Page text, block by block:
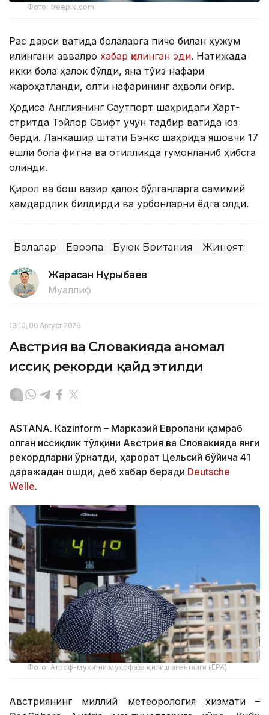
Фото: freepik.com
Рақс дарси вақтида болаларга пичоқ билан ҳужум
қилингани аввалроқ хабар қилинган эди. Натижада
икки бола ҳалок бўлди, яна тўққиз нафари
жароҳатланди, олти нафарининг аҳволи оғир.
Ҳодиса Англиянинг Саутпорт шаҳридаги Харт-
стритда Тэйлор Свифт учун тадбир вақтида юз
берди. Ланкашир штати Бэнкс шаҳрида яшовчи 17
ёшли бола фитна ва қотилликда гумонланиб ҳибсга
олинди.
Қирол ва бош вазир ҳалок бўлганларга самимий
ҳамдардлик билдирди ва қурбонларни ёдга олди.
Болалар Европа Буюк Британия Жиноят
Жарасқан Нұрыбаев
Муаллиф
13:10, 06 Август 2026
Австрия ва Словакияда аномал
иссиқ рекорди қайд этилди
ASTANА. Кazinform – Марказий Европани қамраб
олган иссиқлик тўлқини Австрия ва Словакияда янги
рекордларни ўрнатди, ҳарорат Цельсий бўйича 41
даражадан ошди, деб хабар беради Deutsche
Welle.
Фото: Атроф-муҳитни муҳофаза қилиш агентлиги (EPA)
Австриянинг миллий метеорология хизмати –